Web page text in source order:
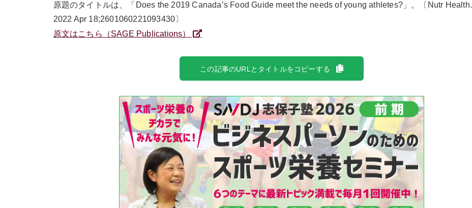
原題のタイトルは、「Does the 2019 Canada’s Food Guide meet the needs of young athletes?」。〔Nutr Health.
2022 Apr 18;2601060221093430〕
原文はこちら（SAGE Publications）
この記事のURLとタイトルをコピーする